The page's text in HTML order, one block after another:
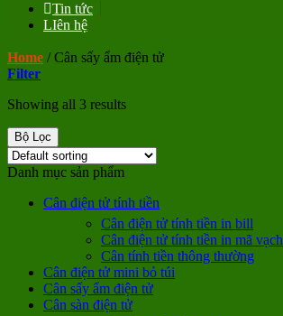
Tin tức
LIên hệ
Home /Cân sấy ẩm điện tử
Filter
Showing all 3 results
Bộ Lọc
Danh mục sản phẩm
Cân điện tử tính tiền
Cân điện tử tính tiền in bill
Cân điện tử tính tiền in mã vạch
Cân tính tiền thông thường
Cân điện tử mini bỏ túi
Cân sấy ẩm điện tử
Cân sàn điện tử